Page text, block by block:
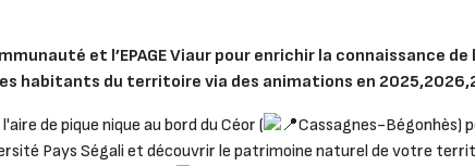
et l’EPAGE Viaur pour enrichir la connaissance de
habitants du territoire via des animations en
de pique nique au bord du Céor (
Cassagnes-Bégonhès)
Pays Ségali et découvrir le patrimoine naturel de votre